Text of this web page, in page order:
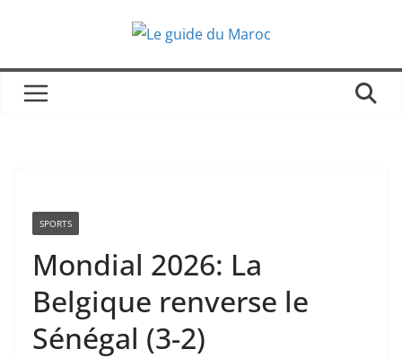
SPORTS
Mondial 2026: La
Belgique renverse le
Sénégal (3-2)